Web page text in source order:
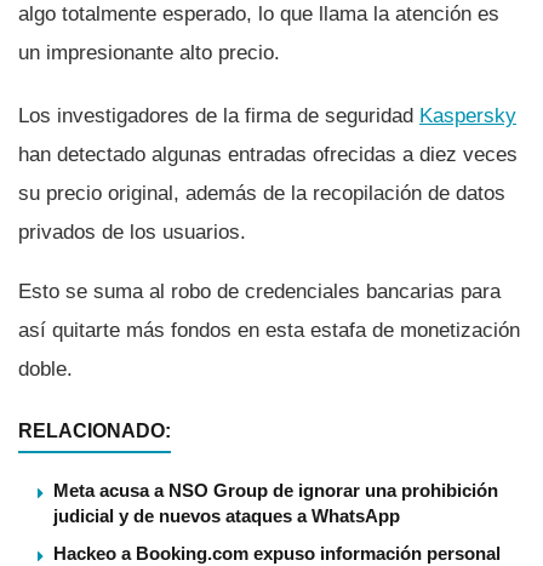
algo totalmente esperado, lo que llama la atención es
un impresionante alto precio.
Los investigadores de la firma de seguridad Kaspersky
han detectado algunas entradas ofrecidas a diez veces
su precio original, además de la recopilación de datos
privados de los usuarios.
Esto se suma al robo de credenciales bancarias para
así­ quitarte más fondos en esta estafa de monetización
doble.
RELACIONADO:
Meta acusa a NSO Group de ignorar una prohibición
judicial y de nuevos ataques a WhatsApp
Hackeo a Booking.com expuso información personal